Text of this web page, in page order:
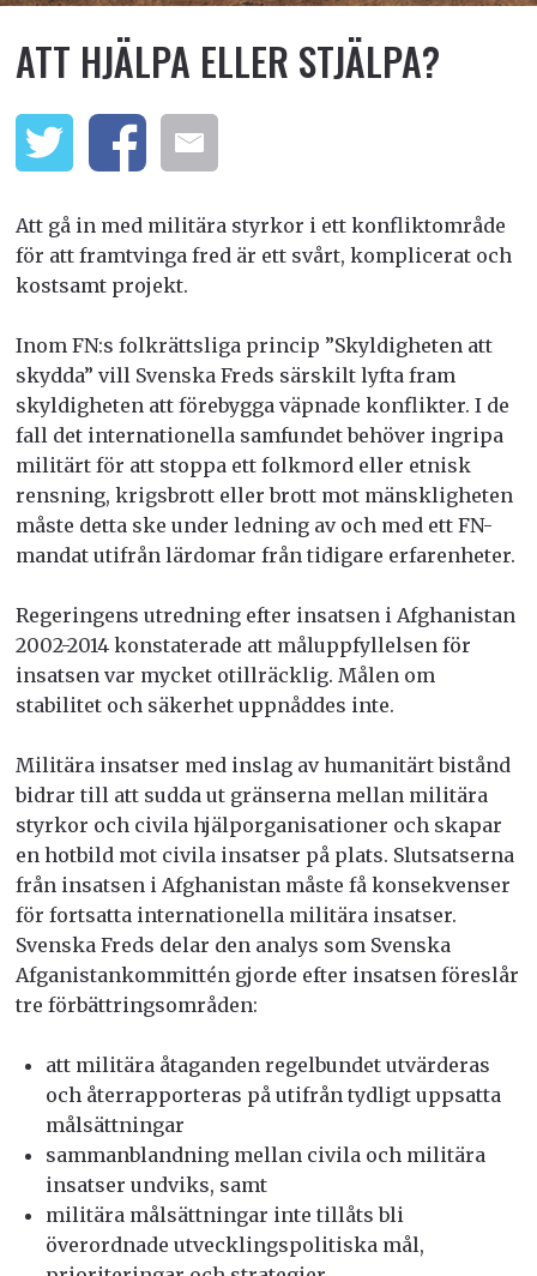
ATT HJÄLPA ELLER STJÄLPA?
Att gå in med militära styrkor i ett konfliktområde
för att framtvinga fred är ett svårt, komplicerat och
kostsamt projekt.
Inom FN:s folkrättsliga princip ”Skyldigheten att
skydda” vill Svenska Freds särskilt lyfta fram
skyldigheten att förebygga väpnade konflikter. I de
fall det internationella samfundet behöver ingripa
militärt för att stoppa ett folkmord eller etnisk
rensning, krigsbrott eller brott mot mänskligheten
måste detta ske under ledning av och med ett FN-
mandat utifrån lärdomar från tidigare erfarenheter.
Regeringens utredning efter insatsen i Afghanistan
2002-2014 konstaterade att måluppfyllelsen för
insatsen var mycket otillräcklig. Målen om
stabilitet och säkerhet uppnåddes inte.
Militära insatser med inslag av humanitärt bistånd
bidrar till att sudda ut gränserna mellan militära
styrkor och civila hjälporganisationer och skapar
en hotbild mot civila insatser på plats. Slutsatserna
från insatsen i Afghanistan måste få konsekvenser
för fortsatta internationella militära insatser.
Svenska Freds delar den analys som Svenska
Afganistankommittén gjorde efter insatsen föreslår
tre förbättringsområden:
att militära åtaganden regelbundet utvärderas
och återrapporteras på utifrån tydligt uppsatta
målsättningar
sammanblandning mellan civila och militära
insatser undviks, samt
militära målsättningar inte tillåts bli
överordnade utvecklingspolitiska mål,